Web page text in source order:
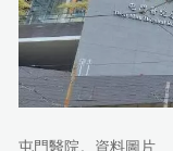
屯門醫院。資料圖片